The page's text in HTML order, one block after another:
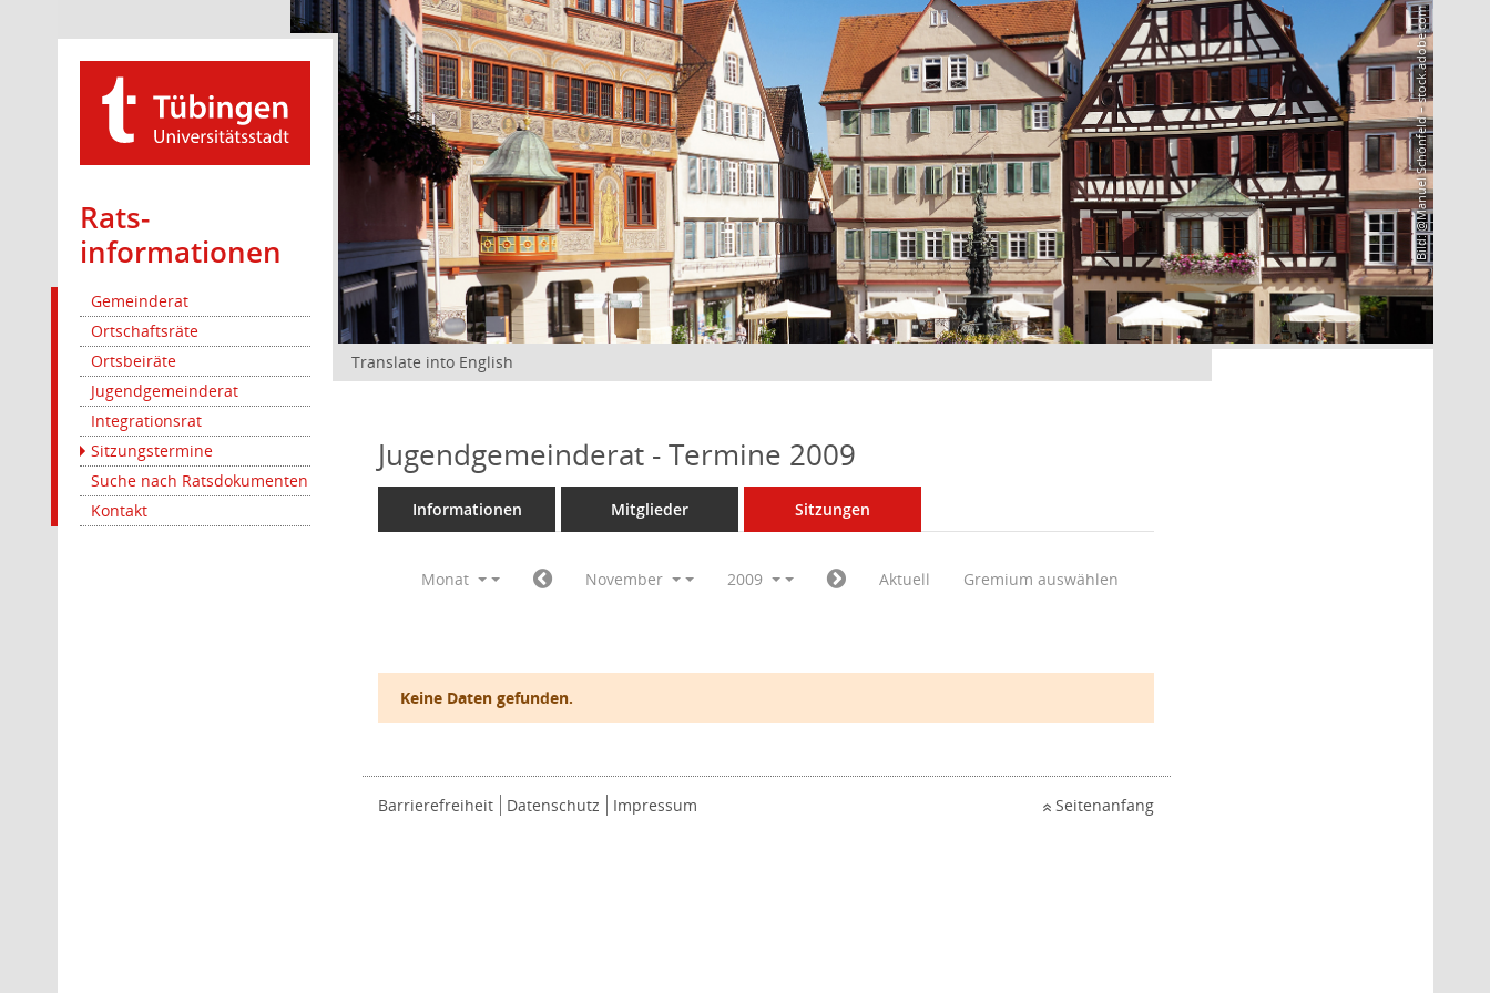
Rats­
informationen
Gemeinderat
Ortschaftsräte
Ortsbeiräte
Jugendgemeinderat
Integrationsrat
Sitzungstermine
Suche nach Ratsdokumenten
Kontakt
Bild: @Manuel Schönfeld – stock.adobe.com
Translate into English
Jugendgemeinderat - Termine 2009
Informationen Mitglieder Sitzungen
Monat November 2009 Aktuell Gremium auswählen
Keine Daten gefunden.
Barrierefreiheit Datenschutz Impressum Seitenanfang